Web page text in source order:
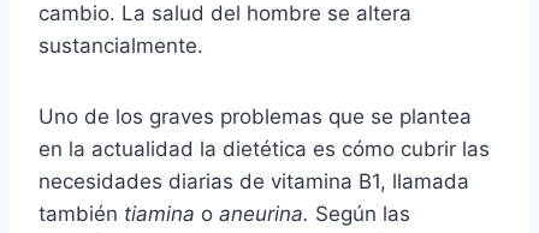
cambio. La salud del hombre se altera
sustancialmente.
Uno de los graves problemas que se plantea
en la actualidad la dietética es cómo cubrir las
necesidades diarias de vitamina B1, llamada
también tiamina o aneurina. Según las